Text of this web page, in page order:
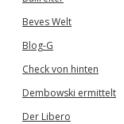
Beves Welt
Blog-G
Check von hinten
Dembowski ermittelt
Der Libero